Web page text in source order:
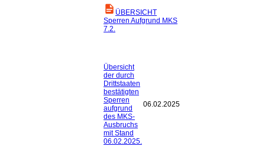
ÜBERSICHT
Sperren Aufgrund MKS
7.2.
Übersicht
der durch
Drittstaaten
bestätigten
Sperren
aufgrund
des MKS-
Ausbruchs
mit Stand
06.02.2025.
06.02.2025